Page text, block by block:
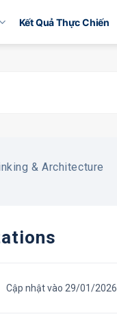
Kết Quả Thực Chiến
& Architecture
Cập nhật vào 29/01/2026